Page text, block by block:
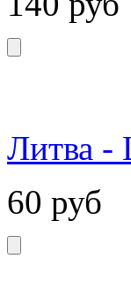
Литва -
60 руб